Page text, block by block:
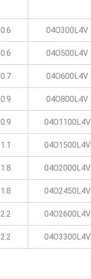
0.6 04O300L4V
0.6 04O500L4V
0.7 04O600L4V
0.9 04O800L4V
0.9 04O1100L4V
1.1 04O1500L4V
1.8 04O2000L4V
1.8 04O2450L4V
2.2 04O2600L4V
2.2 04O3300L4V